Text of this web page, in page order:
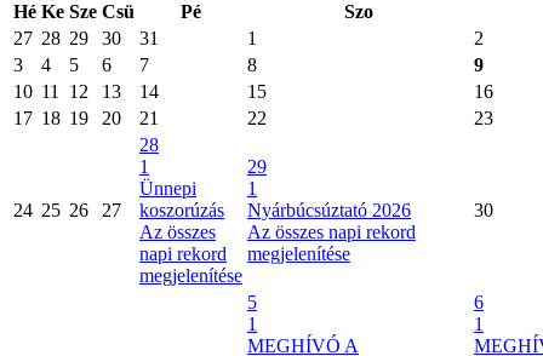
Hé Ke Sze Csü Pé
Szo
27 28 29 30 31 1
2
3
4 5 6 7 8
9
10 11 12 13 14 15
16
17 18 19 20 21 22 23
24 25 26 27
28
1
Ünnepi
koszorúzás
Az összes
napi rekord
megjelenítése
29
1
Nyárbúcsúztató 2026
Az összes napi rekord
megjelenítése
30
5
1
MEGHÍVÓ A
6
1